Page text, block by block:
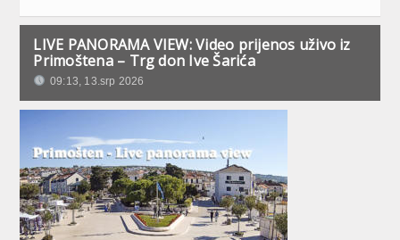
LIVE PANORAMA VIEW: Video prijenos uživo iz
Primoštena – Trg don Ive Šarića
09:13, 13.srp 2026